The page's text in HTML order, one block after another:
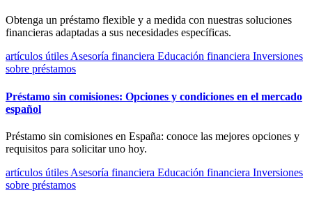
Obtenga un préstamo flexible y a medida con nuestras soluciones
financieras adaptadas a sus necesidades específicas.
artículos útilesAsesoría financiera Educación financiera Inversiones
sobre préstamos
Préstamo sin comisiones: Opciones y condiciones en el mercado
español
Préstamo sin comisiones en España: conoce las mejores opciones y
requisitos para solicitar uno hoy.
artículos útiles Asesoría financiera Educación financiera Inversiones
sobre préstamos